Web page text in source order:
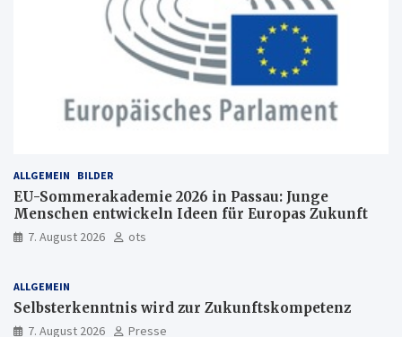
ALLGEMEIN BILDER
EU-Sommerakademie 2026 in Passau: Junge
Menschen entwickeln Ideen für Europas Zukunft
7. August 2026 ots
ALLGEMEIN
Selbsterkenntnis wird zur Zukunftskompetenz
7. August 2026 Presse